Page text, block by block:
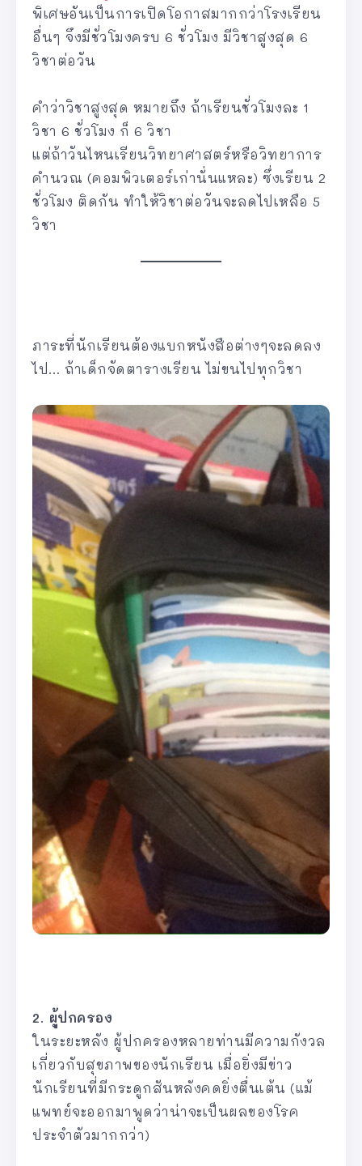
พิเศษอันเป็นการเปิดโอกาสมากกว่าโรงเรียน
อื่นๆ จึงมีชั่วโมงครบ 6 ชั่วโมง มีวิชาสูงสุด 6
วิชาต่อวัน
คำว่าวิชาสูงสุด หมายถึง ถ้าเรียนชั่วโมงละ 1
วิชา 6 ชั่วโมง ก็ 6 วิชา
แต่ถ้าวันไหนเรียนวิทยาศาสตร์หรือวิทยาการ
คำนวณ (คอมพิวเตอร์เก่านั่นแหละ) ซึ่งเรียน 2
ชั่วโมง ติดกัน ทำให้วิชาต่อวันจะลดไปเหลือ 5
วิชา
ภาระที่นักเรียนต้องแบกหนังสือต่างๆจะลดลง
ไป… ถ้าเด็กจัดตารางเรียน ไม่ขนไปทุกวิชา
2. ผู้ปกครอง
ในระยะหลัง ผู้ปกครองหลายท่านมีความกังวล
เกี่ยวกับสุขภาพของนักเรียน เมื่อยิ่งมีข่าว
นักเรียนที่มีกระดูกสันหลังคดยิ่งตื่นเต้น (แม้
แพทย์จะออกมาพูดว่าน่าจะเป็นผลของโรค
ประจำตัวมากกว่า)